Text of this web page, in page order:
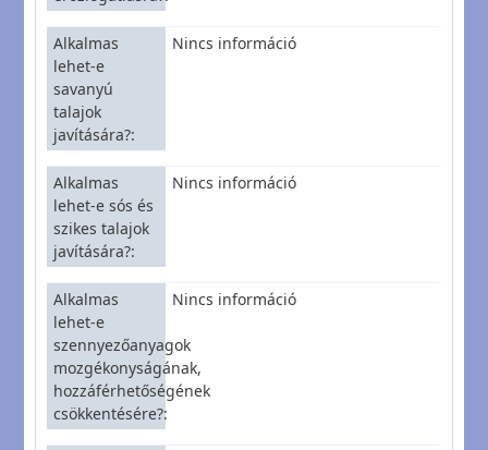
Alkalmas
lehet-e
savanyú
talajok
javítására?
Nincs információ
Alkalmas
lehet-e sós és
szikes talajok
javítására?
Nincs információ
Alkalmas
lehet-e
szennyezőanyagok
mozgékonyságának,
hozzáférhetőségének
csökkentésére?
Nincs információ